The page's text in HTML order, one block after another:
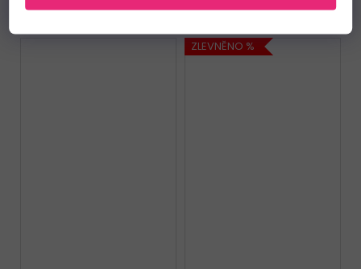
XL 122/128 146/152
ZLEVNĚNO %